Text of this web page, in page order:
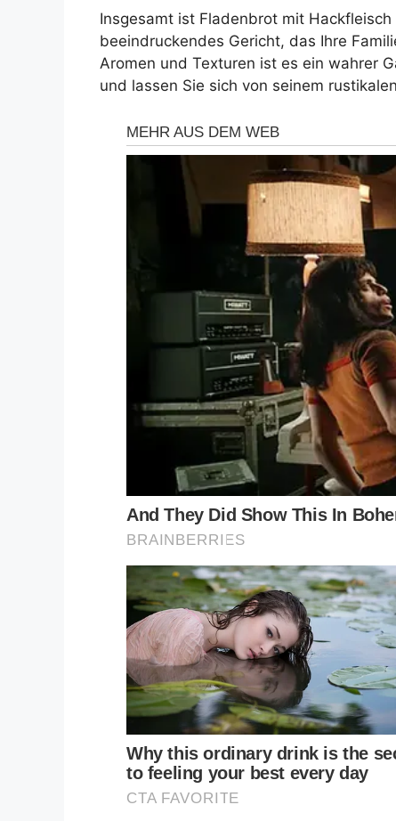
Insgesamt ist Fladenbrot mit
beeindruckendes Gericht, das Ihre
Aromen und Texturen ist es ein wahrer
und lassen Sie sich von seinem